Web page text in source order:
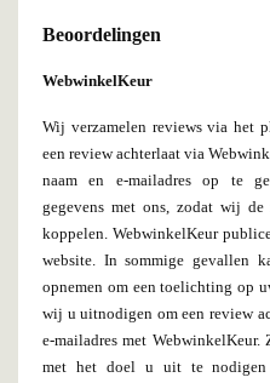
Beoordelingen
WebwinkelKeur
Wij verzamelen reviews via het
een review achterlaat via
naam en e-mailadres op te
gegevens met ons, zodat wij
koppelen. WebwinkelKeur
website. In sommige gevallen
opnemen om een toelichting op
wij u uitnodigen om een review
e-mailadres met
met het doel u uit te nodigen